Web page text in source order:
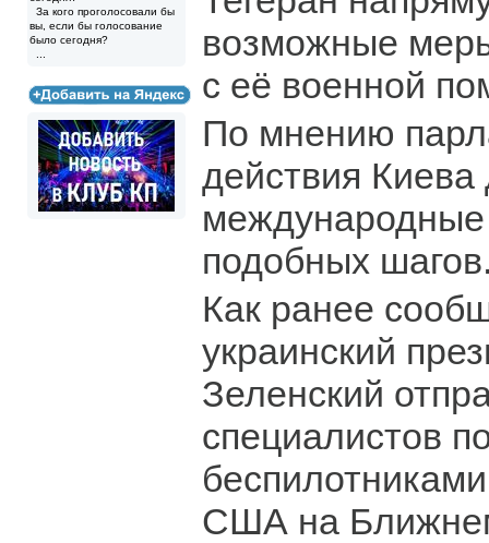
За кого проголосовали бы
вы, если бы голосование
было сегодня?
возможные
с её военной
По мнению
действия
подобных
Как ранее
украинский
Зеленский
специалистов
США на